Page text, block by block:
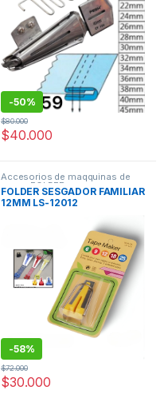
-50%
$40.000
$80.000
Accesorios de maqquinas de
coser,FOLDER
FOLDER SESGADOR FAMILIAR
12MM LS-12012
-58%
$30.000
$72.000